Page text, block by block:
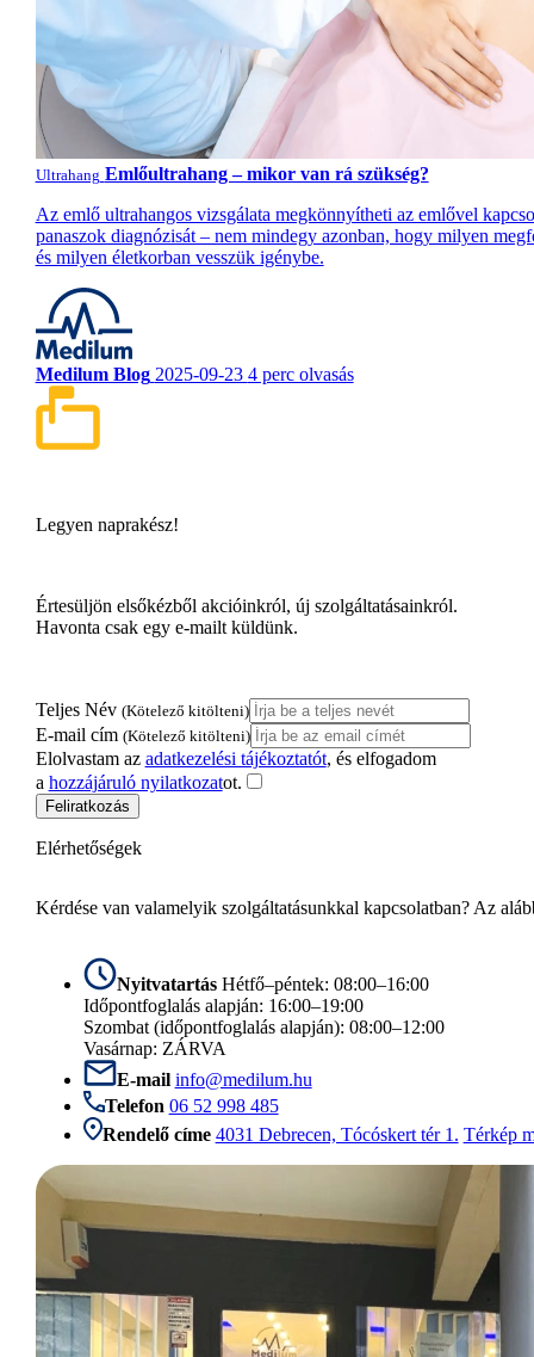
Ultrahang Emlőultrahang – mikor van rá szükség?
Az emlő ultrahangos vizsgálata megkönnyítheti az emlővel
panaszok diagnózisát – nem mindegy azonban, hogy milyen
és milyen életkorban vesszük igénybe.
Medilum Blog 2025-09-23 4 perc olvasás
Legyen naprakész!
Értesüljön elsőkézből akcióinkról, új szolgáltatásainkról.
Havonta csak egy e-mailt küldünk.
Teljes Név (Kötelező kitölteni)
E-mail cím (Kötelező kitölteni)
Elolvastam az adatkezelési tájékoztatót, és elfogadom
a hozzájáruló nyilatkozatot.
Feliratkozás
Elérhetőségek
Kérdése van valamelyik szolgáltatásunkkal kapcsolatban? Az
NyitvatartásHétfő–péntek: 08:00–16:00
Időpontfoglalás alapján: 16:00–19:00
Szombat (időpontfoglalás alapján): 08:00–12:00
Vasárnap: ZÁRVA
E-mail info@medilum.hu
Telefon 06 52 998 485
Rendelő címe 4031 Debrecen, Tócóskert tér 1. Térkép